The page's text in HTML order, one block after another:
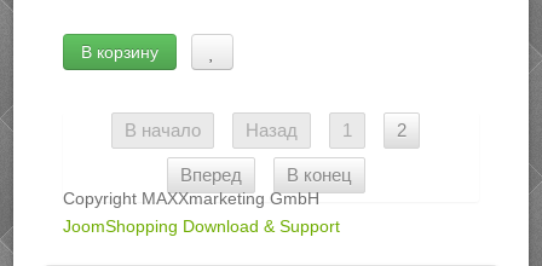
В корзину
В начало Назад 1 2
Вперед В конец
Copyright MAXXmarketing GmbH
JoomShopping Download & Support